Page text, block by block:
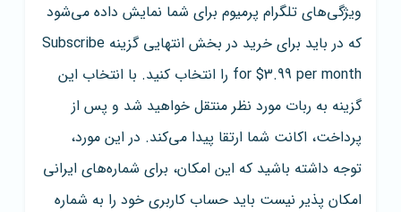
ویژگی‌های تلگرام پرمیوم برای شما نمایش داده می‌شود
که در باید برای خرید در بخش انتهایی گزینه Subscribe
for $3.99 per month را انتخاب کنید. با انتخاب این
گزینه به ربات مورد نظر منتقل خواهید شد و پس از
پرداخت، اکانت شما ارتقا پیدا می‌کند. در این مورد،
توجه داشته باشید که این امکان، برای شماره‌های ایرانی
امکان پذیر نیست باید حساب کاربری خود را به شماره